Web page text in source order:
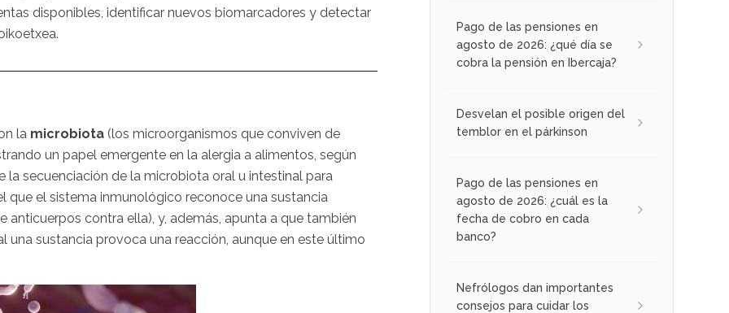
disponibles, identificar nuevos biomarcadores y detectar
la microbiota (los microorganismos que conviven de
un papel emergente en la alergia a alimentos, según
secuenciación de la microbiota oral u intestinal para
que el sistema inmunológico reconoce una sustancia
contra ella), y, además, apunta a que también
una sustancia provoca una reacción, aunque en este último
Pago de las pensiones en
agosto de 2026: ¿qué día se
cobra la pensión en Ibercaja?
Desvelan el posible origen del
temblor en el párkinson
Pago de las pensiones en
agosto de 2026: ¿cuál es la
fecha de cobro en cada
banco?
Nefrólogos dan importantes
consejos para cuidar los